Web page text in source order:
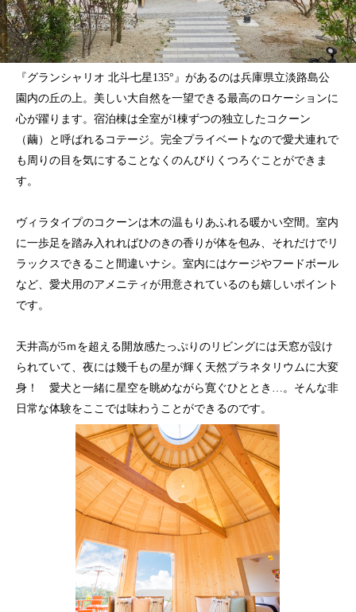
『グランシャリオ 北斗七星135°』があるのは兵庫県立淡路島公
園内の丘の上。美しい大自然を一望できる最高のロケーションに
心が躍ります。宿泊棟は全室が1棟ずつの独立したコクーン
（繭）と呼ばれるコテージ。完全プライベートなので愛犬連れで
も周りの目を気にすることなくのんびりくつろぐことができま
す。
ヴィラタイプのコクーンは木の温もりあふれる暖かい空間。室内
に一歩足を踏み入れればひのきの香りが体を包み、それだけでリ
ラックスできること間違いナシ。室内にはケージやフードボール
など、愛犬用のアメニティが用意されているのも嬉しいポイント
です。
天井高が5ｍを超える開放感たっぷりのリビングには天窓が設け
られていて、夜には幾千もの星が輝く天然プラネタリウムに大変
身！ 愛犬と一緒に星空を眺めながら寛ぐひととき…。そんな非
日常な体験をここでは味わうことができるのです。